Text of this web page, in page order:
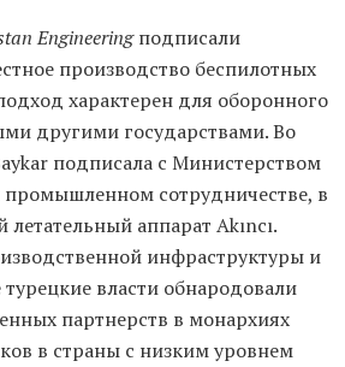
Engineeringподписали
производство беспилотных
характерен для оборонного
другими государствами. Во
подписала с Министерством
сотрудничестве, в
аппарат Akıncı.
инфраструктуры и
власти обнародовали
партнерств в монархиях
в страны с низким уровнем